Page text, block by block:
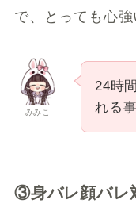
で、とっても心強
みみこ
24時
れる
③身バレ顔バレ